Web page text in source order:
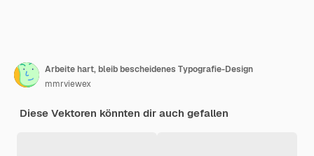
Arbeite hart, bleib bescheidenes Typografie-Design
mmrviewex
Diese Vektoren könnten dir auch gefallen